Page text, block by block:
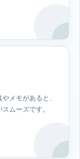
メモがあると、
ムーズです。